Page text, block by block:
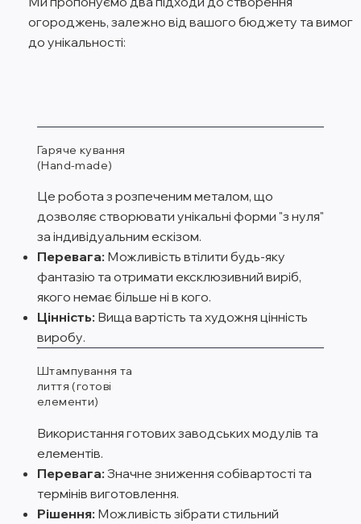
Гаряче кування
(Hand-made)
Це робота з розпеченим металом, що
дозволяє створювати унікальні форми "з нуля"
за індивідуальним ескізом.
Перевага: Можливість втілити будь-яку
фантазію та отримати ексклюзивний виріб,
якого немає більше ні в кого.
Цінність: Вища вартість та художня цінність
виробу.
Штампування та
лиття (готові
елементи)
Використання готових заводських модулів та
елементів.
Перевага: Значне зниження собівартості та
термінів виготовлення.
Рішення: Можливість зібрати стильний
огороджень, залежно від вашого бюджету та вимог
до унікальності: